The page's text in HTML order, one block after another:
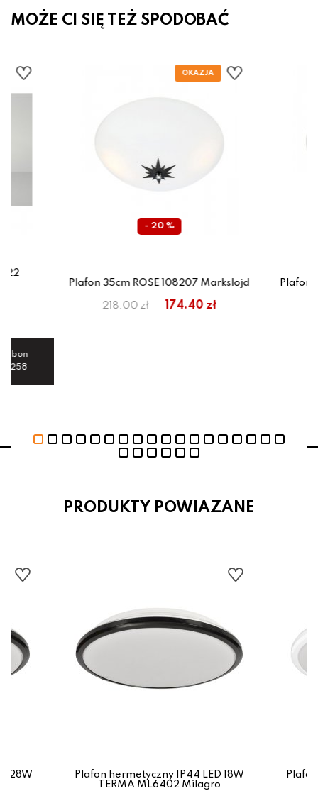
MOŻE CI SIĘ TEŻ SPODOBAĆ
22
bon
258
- 20 %
Plafon 35cm ROSE 108207 Markslojd
218.00 zł 174.40 zł
Plafon
PRODUKTY POWIAZANE
28W
Plafon hermetyczny IP44 LED 18W
TERMA ML6402 Milagro